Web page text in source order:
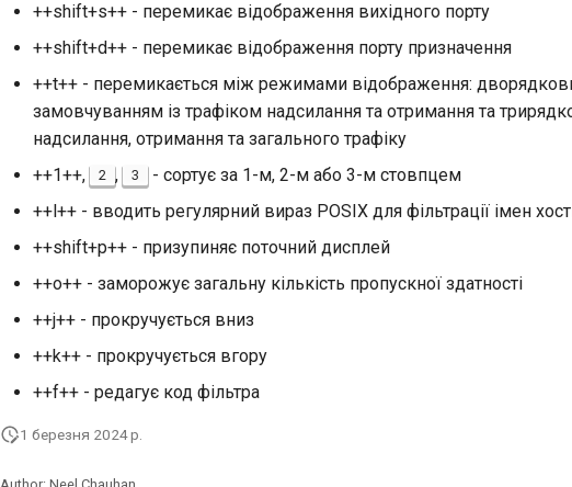
++shift+s++ - перемикає відображення вихідного порту
++shift+d++ - перемикає відображення порту призначення
++t++ - перемикається між режимами відображення:
замовчуванням із трафіком надсилання та отримання та
надсилання, отримання та загального трафіку
++1++,
2 , 3 - сортує за 1-м, 2-м або 3-м стовпцем
++l++ - вводить регулярний вираз POSIX для фільтрації імен
++shift+p++ - призупиняє поточний дисплей
++o++ - заморожує загальну кількість пропускної здатності
++j++ - прокручується вниз
++k++ - прокручується вгору
++f++ - редагує код фільтра
1 березня 2024 р.